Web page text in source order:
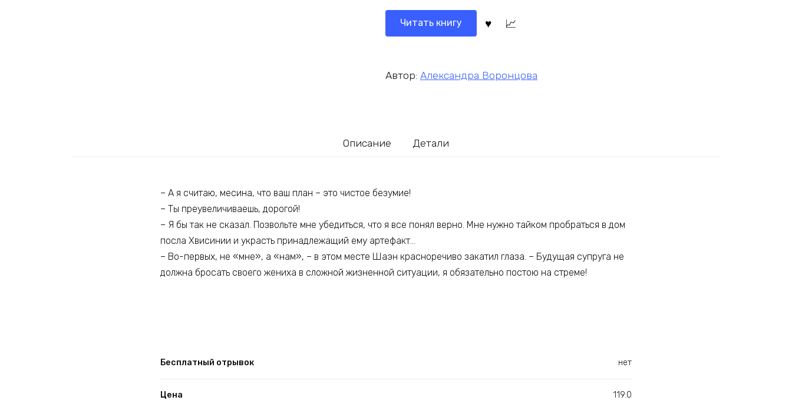
Читать книгу
Автор: Александра Воронцова
Описание Детали
– А я считаю, месина, что ваш план – это чистое безумие!
– Ты преувеличиваешь, дорогой!
– Я бы так не сказал. Позвольте мне убедиться, что я все понял верно. Мне нужно тайком пробраться в дом
посла Хвисинии и украсть принадлежащий ему артефакт…
– Во-первых, не «мне», а «нам», – в этом месте Шаэн красноречиво закатил глаза. – Будущая супруга не
должна бросать своего жениха в сложной жизненной ситуации, я обязательно постою на стреме!
Бесплатный отрывок нет
Цена 119.0